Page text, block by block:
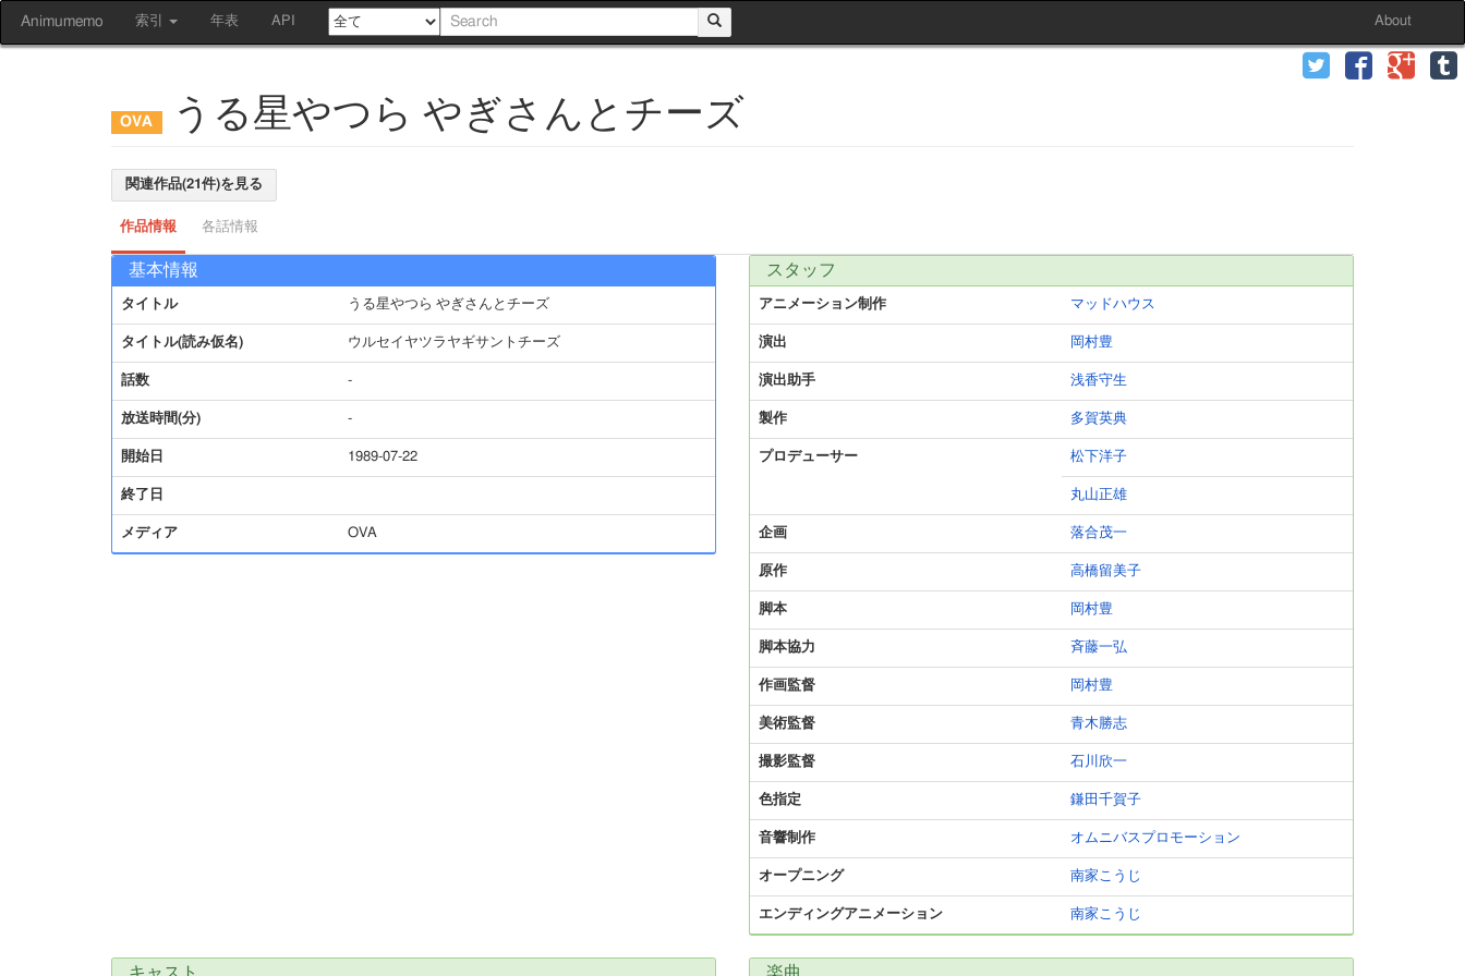
Animumemo 索引 年表 API About
うる星やつら やぎさんとチーズ
関連作品(21件)を見る
作品情報 各話情報
基本情報
タイトル うる星やつら やぎさんとチーズ
タイトル(読み仮名) ウルセイヤツラヤギサントチーズ
話数 -
放送時間(分) -
開始日 1989-07-22
終了日
メディア OVA
スタッフ
アニメーション制作 マッドハウス
演出 岡村豊
演出助手 浅香守生
製作 多賀英典
プロデューサー 松下洋子
丸山正雄
企画 落合茂一
原作 高橋留美子
脚本 岡村豊
脚本協力 斉藤一弘
作画監督 岡村豊
美術監督 青木勝志
撮影監督 石川欣一
色指定 鎌田千賀子
音響制作 オムニバスプロモーション
オープニング 南家こうじ
エンディングアニメーション 南家こうじ